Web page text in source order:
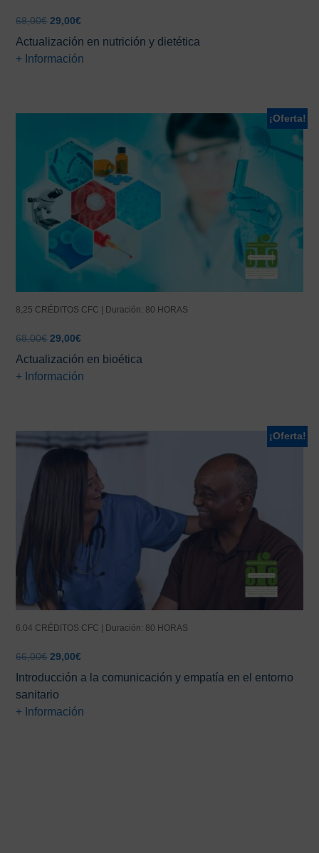
68,00€ El
precio
original
era:
29,00€El
actual
es:
Actualización en nutrición y dietética
+ Información
¡Oferta!
8,25 CRÉDITOS CFC | Duración: 80 HORAS
68,00€ El
precio
original
era:
29,00€El
precio
actual
es:
Actualización en bioética
+ Información
¡Oferta!
6.04 CRÉDITOS CFC | Duración: 80 HORAS
66,00€ El
precio
original
era:
66,00€.
29,00€El
actual
29,00€.
Introducción a la comunicación y empatía en el entorno
sanitario
+ Información